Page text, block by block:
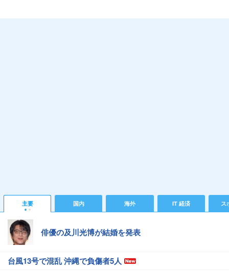
主要 国内 海外 IT 経済 ス
俳優の及川光博が結婚を発表
台風13号で混乱 沖縄で負傷者5人